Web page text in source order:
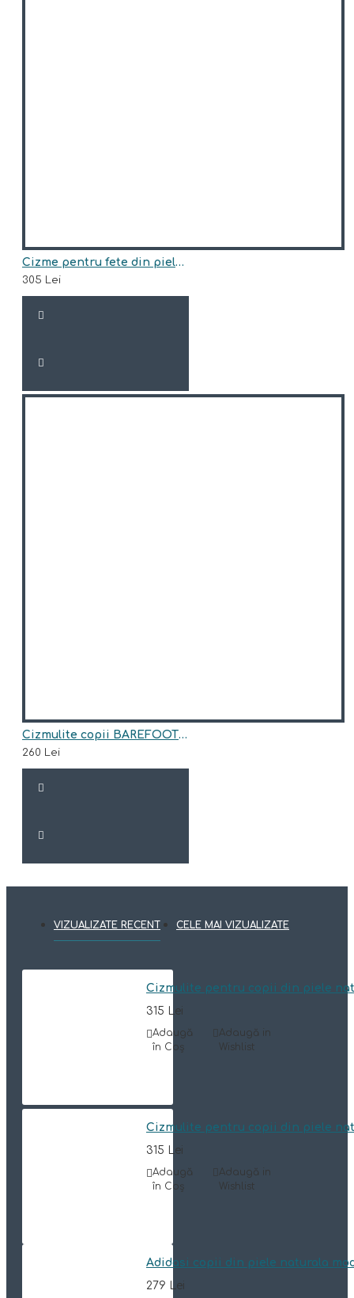
Cizme pentru fete din piele naturala model BARRY
305 Lei
Cizmulite copii BAREFOOT din piele naturala model DION
260 Lei
VIZUALIZATE RECENT CELE MAI VIZUALIZATE
Cizmulite pentru copii din piele
315 Lei
Adaugă
în Coş
Adaugă in
Wishlist
Cizmulite pentru copii din piele
315 Lei
Adaugă
în Coş
Adaugă in
Wishlist
Adidasi copii din piele naturala
279 Lei